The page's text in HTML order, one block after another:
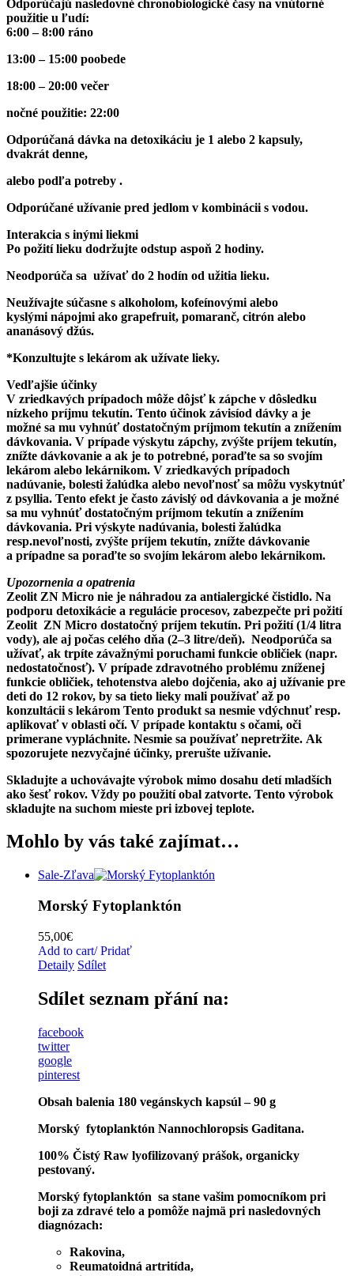
Odporúčajú nasledovné chronobiologické časy na vnútorné
použitie u ľudí:
6:00 – 8:00 ráno
13:00 – 15:00 poobede
18:00 – 20:00 večer
nočné použitie: 22:00
Odporúčaná dávka na detoxikáciu je 1 alebo 2 kapsuly,
dvakrát denne,
alebo podľa potreby .
Odporúčané užívanie pred jedlom v kombinácii s vodou.
Interakcia s inými liekmi
Po požití lieku dodržujte odstup aspoň 2 hodiny.
Neodporúča sa užívať do 2 hodín od užitia lieku.
Neužívajte súčasne s alkoholom, kofeínovými alebo
kyslými nápojmi ako grapefruit, pomaranč, citrón alebo
ananásový džús.
*Konzultujte s lekárom ak užívate lieky.
Vedľajšie účinky
V zriedkavých prípadoch môže dôjsť k zápche v dôsledku
nízkeho príjmu tekutín. Tento účinok závisíod dávky a je
možné sa mu vyhnúť dostatočným príjmom tekutín a znížením
dávkovania. V prípade výskytu zápchy, zvýšte príjem tekutín,
znížte dávkovanie a ak je to potrebné, poraďte sa so svojím
lekárom alebo lekárnikom. V zriedkavých prípadoch
nadúvanie, bolesti žalúdka alebo nevoľnosť sa môžu vyskytnúť
z psyllia. Tento efekt je často závislý od dávkovania a je možné
sa mu vyhnúť dostatočným príjmom tekutín a znížením
dávkovania. Pri výskyte nadúvania, bolesti žalúdka
resp.nevoľnosti, zvýšte príjem tekutín, znížte dávkovanie
a prípadne sa poraďte so svojím lekárom alebo lekárnikom.
Upozornenia a opatrenia
Zeolit ​​ZN Micro nie je náhradou za antialergické čistidlo. Na
podporu detoxikácie a regulácie procesov, zabezpečte pri požití
Zeolit ​ ZN Micro dostatočný príjem tekutín. Pri požití (1/4 litra
vody), ale aj počas celého dňa (2–3 litre/deň). Neodporúča sa
užívať, ak trpíte závažnými poruchami funkcie obličiek (napr.
nedostatočnosť). V prípade zdravotného problému zníženej
funkcie obličiek, tehotenstva alebo dojčenia, ako aj užívanie pre
deti do 12 rokov, by sa tieto lieky mali používať až po
konzultácii s lekárom Tento produkt sa nesmie vdýchnuť resp.
aplikovať v oblasti očí. V prípade kontaktu s očami, oči
primerane vypláchnite. Nesmie sa používať nepretržite. Ak
spozorujete nezvyčajné účinky, prerušte užívanie.
Skladujte a uchovávajte výrobok mimo dosahu detí mladších
ako šesť rokov. Vždy po použití obal zatvorte. Tento výrobok
skladujte na suchom mieste pri izbovej teplote.
Mohlo by vás také zajímat…
Sale-Zľava
Morský Fytoplanktón
55,00€
Add to cart/ Pridať
Detaily Sdílet
Sdílet seznam přání na:
facebook
twitter
google
pinterest
Obsah balenia 180 vegánskych kapsúl – 90 g
Morský fytoplanktón Nannochloropsis Gaditana.
100% Čistý Raw lyofilizovaný prášok, organicky
pestovaný.
Morský fytoplanktón sa stane vašim pomocníkom pri
boji za zdravé telo a pomôže najmä pri nasledovných
diagnózach:
Rakovina,
Reumatoidná artritída,